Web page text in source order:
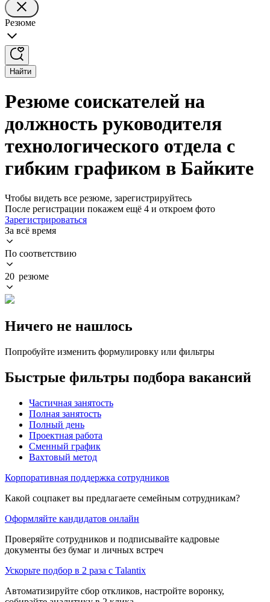
Резюме
Найти
Резюме соискателей на
должность руководителя
технологического отдела с
гибким графиком в Байките
Чтобы видеть все резюме, зарегистрируйтесь
После регистрации покажем ещё 4 и откроем фото
Зарегистрироваться
За всё время
По соответствию
20 резюме
Ничего не нашлось
Попробуйте изменить формулировку или фильтры
Быстрые фильтры подбора вакансий
Частичная занятость
Полная занятость
Полный день
Проектная работа
Сменный график
Вахтовый метод
Корпоративная поддержка сотрудников
Какой соцпакет вы предлагаете семейным сотрудникам?
Оформляйте кандидатов онлайн
Проверяйте сотрудников и подписывайте кадровые
документы без бумаг и личных встреч
Ускорьте подбор в 2 раза с Talantix
Автоматизируйте сбор откликов, настройте воронку,